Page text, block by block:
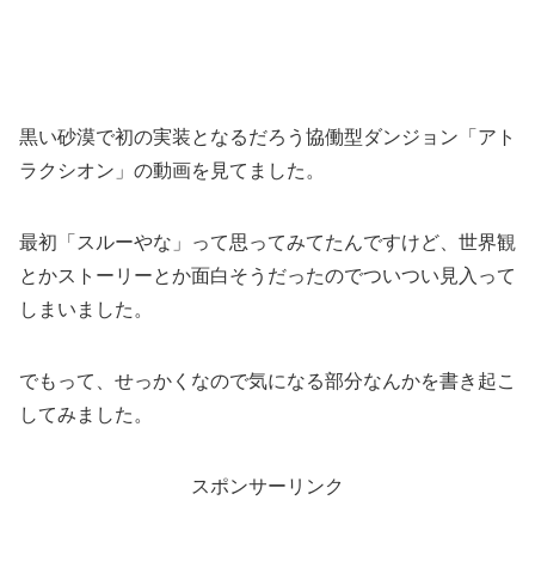
黒い砂漠で初の実装となるだろう協働型ダンジョン「アト
ラクシオン」の動画を見てました。
最初「スルーやな」って思ってみてたんですけど、世界観
とかストーリーとか面白そうだったのでついつい見入って
しまいました。
でもって、せっかくなので気になる部分なんかを書き起こ
してみました。
スポンサーリンク